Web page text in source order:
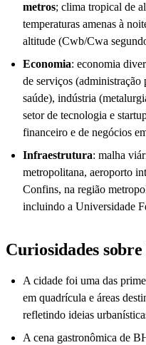
metros; clima tropical de
temperaturas amenas à
altitude (Cwb/Cwa
Economia: economia
de serviços
saúde), indústria
setor de tecnologia e
financeiro e de negócios
Infraestrutura: malha
metropolitana, aeroporto
Confins, na região
incluindo a Universidade
Curiosidades
A cidade foi uma das
em quadrícula e áreas
refletindo ideias
A cena gastronômica de